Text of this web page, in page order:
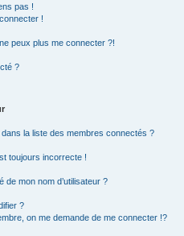
pas !
!
peux plus me connecter ?!
?
la liste des membres connectés ?
toujours incorrecte !
de mon nom d’utilisateur ?
?
on me demande de me connecter !?